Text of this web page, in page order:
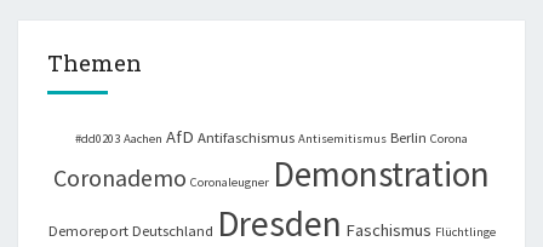
Themen
#dd0203 Aachen AfD Antifaschismus Antisemitismus Berlin Corona
Coronademo Coronaleugner Demonstration
Demoreport Deutschland Dresden Faschismus Flüchtlinge